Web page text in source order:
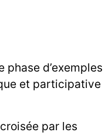
d’exemples
et participative
par les